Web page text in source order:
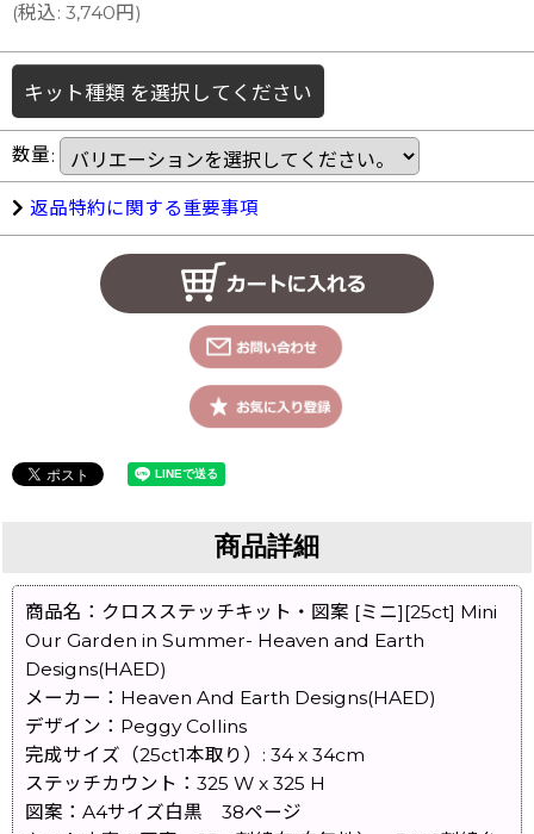
(税込: 3,740円 )
キット種類 を選択してください
数量:
返品特約に関する重要事項
商品詳細
商品名：クロスステッチキット・図案 [ミニ][25ct] Mini
Our Garden in Summer- Heaven and Earth
Designs(HAED)
メーカー：Heaven And Earth Designs(HAED)
デザイン：Peggy Collins
完成サイズ（25ct1本取り）: 34 x 34cm
ステッチカウント：325 W x 325 H
図案：A4サイズ白黒 38ページ